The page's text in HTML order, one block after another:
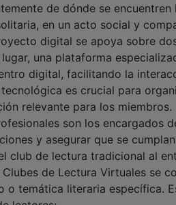
de dónde se
en un acto social y
digital se apoya sobre
una plataforma
digital, facilitando la
es crucial para
relevante para los
son los encargados
y asegurar que se
club de lectura tradicional al
de Lectura Virtuales se
o temática literaria específica.